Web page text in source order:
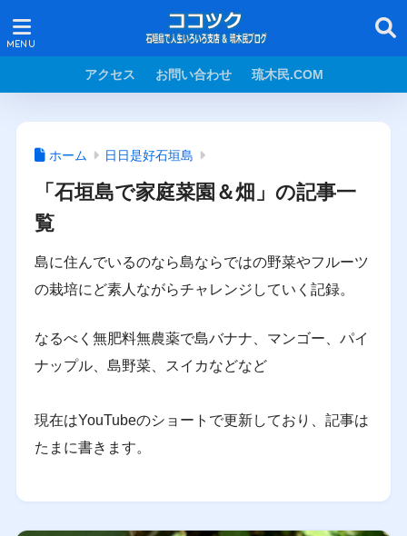
アクセス お問い合わせ 琉木民.COM
ホーム 日日是好石垣島
「石垣島で家庭菜園＆畑」の記事一
覧
島に住んでいるのなら島ならではの野菜やフルーツ
の栽培にど素人ながらチャレンジしていく記録。
なるべく無肥料無農薬で島バナナ、マンゴー、パイ
ナップル、島野菜、スイカなどなど
現在はYouTubeのショートで更新しており、記事は
たまに書きます。